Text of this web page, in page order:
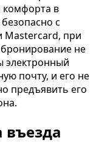
комфорта в
с
Mastercard, при
не
электронный
почту, и его не
предъявить его